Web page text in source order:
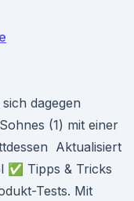
dagegen
(1) mit einer
Aktualisiert
✅ Tipps & Tricks
Tests. Mit